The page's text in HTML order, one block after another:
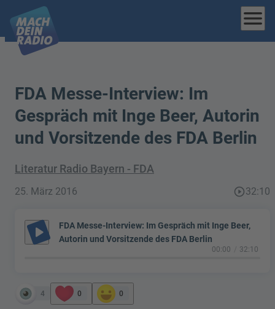
menu
FDA Messe-Interview: Im
Gespräch mit Inge Beer, Autorin
und Vorsitzende des FDA Berlin
Literatur Radio Bayern - FDA
25. März 2016 play_circle_outline32:10
play_arrow
FDA Messe-Interview: Im Gespräch mit Inge Beer,
Autorin und Vorsitzende des FDA Berlin
00:00 32:10
4 0 0